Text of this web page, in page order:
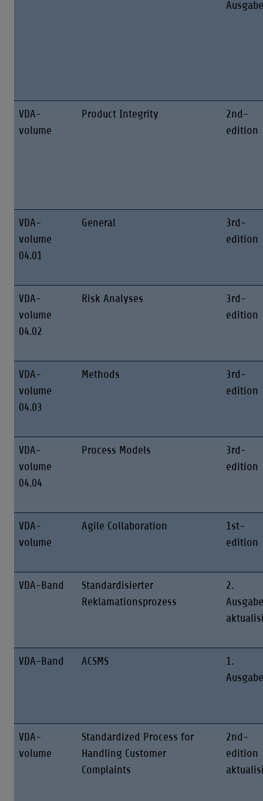
Ausgabe
VDA-
volume
Product Integrity
2nd-
edition
VDA-
volume
04.01
General
3rd-
edition
VDA-
volume
04.02
Risk Analyses
3rd-
edition
VDA-
volume
04.03
Methods
3rd-
edition
VDA-
volume
04.04
Process Models
3rd-
edition
VDA-
volume
Agile Collaboration
1st-
edition
VDA-Band
Standardisierter
Reklamationsprozess
2.
Ausgabe
VDA-Band ACSMS
1.
Ausgabe
VDA-
volume
Standardized Process for
Handling Customer
Complaints
2nd-
edition